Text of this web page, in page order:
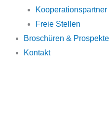
Kooperationspartner
Freie Stellen
Broschüren & Prospekte
Kontakt